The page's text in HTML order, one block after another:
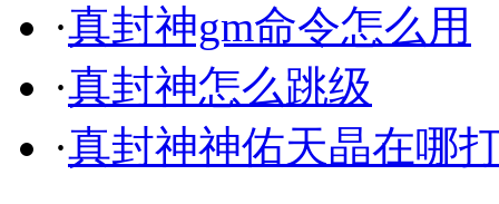
·真封神gm命令怎么用
·真封神怎么跳级
·真封神神佑天晶在哪